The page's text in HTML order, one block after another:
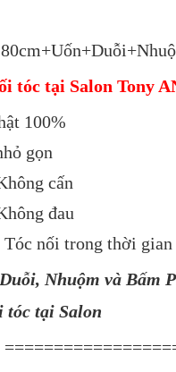
tóc tại Salon Tony
100%
gọn
cấn
đau
nối trong thời gian
Nhuộm và Bấm
tóc tại Salon